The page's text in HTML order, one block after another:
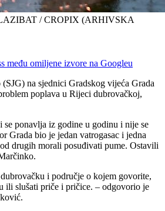
/ CROPIX (ARHIVSKA
među omiljene izvore na Googleu
na sjednici Gradskog vijeća Grada
poplava u Rijeci dubrovačkoj,
se ponavlja iz godine u godinu i nije se
Grada bio je jedan vatrogasac i jedna
drugih morali posuđivati pume. Ostavili
i područje o kojem govorite,
ili slušati priče i pričice. – odgovorio je